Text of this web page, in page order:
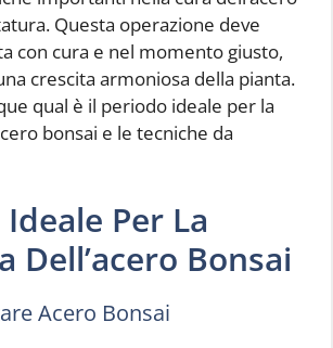
Questa operazione deve
con cura e nel momento giusto,
crescita armoniosa della pianta.
qual è il periodo ideale per la
bonsai e le tecniche da
Per La
Dell’acero Bonsai
Acero Bonsai